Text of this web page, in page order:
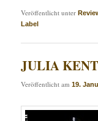
Veröffentlicht unter
Label
JULIA
Veröffentlicht am19.